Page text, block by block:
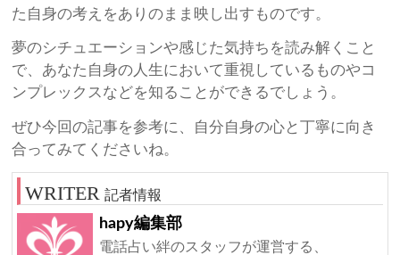
た自身の考えをありのまま映し出すものです。
夢のシチュエーションや感じた気持ちを読み解くこと
で、あなた自身の人生において重視しているものやコ
ンプレックスなどを知ることができるでしょう。
ぜひ今回の記事を参考に、自分自身の心と丁寧に向き
合ってみてくださいね。
記者情報
hapy編集部
電話占い絆のスタッフが運営する、